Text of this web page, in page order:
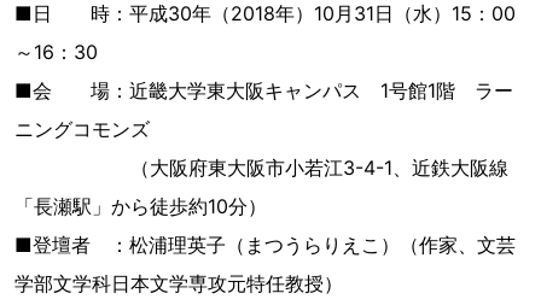
■日 時：平成30年（2018年）10月31日（水）15：00
～16：30
■会 場：近畿大学東大阪キャンパス 1号館1階 ラー
ニングコモンズ
（大阪府東大阪市小若江3-4-1、近鉄大阪線
「長瀬駅」から徒歩約10分）
■登壇者 ：松浦理英子（まつうらりえこ）（作家、文芸
学部文学科日本文学専攻元特任教授）